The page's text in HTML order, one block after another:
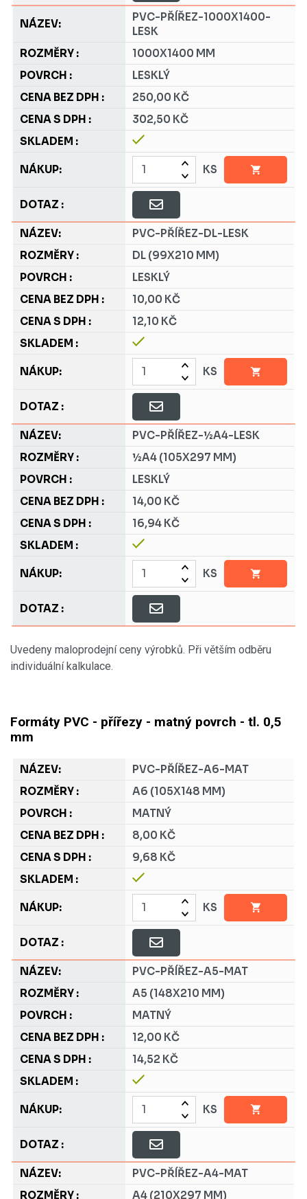
PVC-PŘÍŘEZ-1000X1400-
LESK
1000X1400 MM
LESKLÝ
250,00 KČ
302,50 KČ
KS
PVC-PŘÍŘEZ-DL-LESK
DL (99X210 MM)
LESKLÝ
10,00 KČ
12,10 KČ
KS
PVC-PŘÍŘEZ-½A4-LESK
½A4 (105X297 MM)
LESKLÝ
14,00 KČ
16,94 KČ
KS
Uvedeny maloprodejní ceny výrobků. Při větším odběru
individuální kalkulace.
Formáty PVC - přířezy - matný povrch - tl. 0,5
mm
PVC-PŘÍŘEZ-A6-MAT
A6 (105X148 MM)
MATNÝ
8,00 KČ
9,68 KČ
KS
PVC-PŘÍŘEZ-A5-MAT
A5 (148X210 MM)
MATNÝ
12,00 KČ
14,52 KČ
KS
PVC-PŘÍŘEZ-A4-MAT
A4 (210X297 MM)